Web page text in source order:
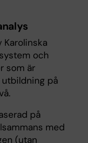
Karolinska
och
som är
på
på
med
(utan